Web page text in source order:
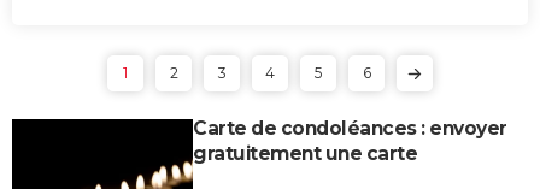
1 2 3 4 5 6
Carte de condoléances : envoyer
gratuitement une carte